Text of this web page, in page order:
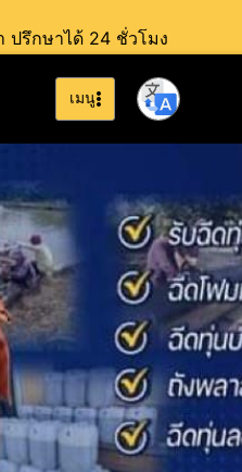
ปรึกษาได้ 24 ชั่วโมง
เมนู